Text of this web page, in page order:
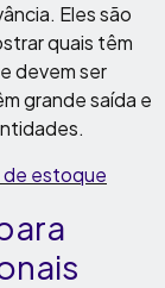
Eles são
quais têm
devem ser
grande saída e
de estoque